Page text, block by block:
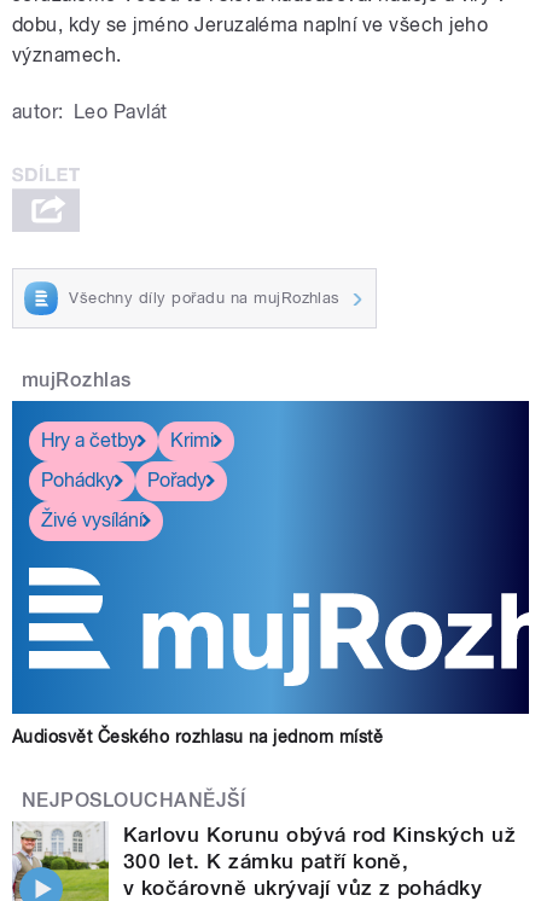
dobu, kdy se jméno Jeruzaléma naplní ve všech jeho
významech.
autor: Leo Pavlát
Všechny díly pořadu na mujRozhlas
mujRozhlas
Hry a četby
Krimi
Pohádky
Pořady
Živé vysílání
Audiosvět Českého rozhlasu na jednom místě
NEJPOSLOUCHANĚJŠÍ
Karlovu Korunu obývá rod Kinských už
300 let. K zámku patří koně,
v kočárovně ukrývají vůz z pohádky